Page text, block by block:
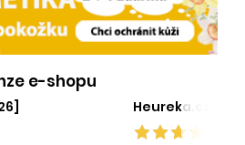
e-shopu
Heureka.cz [29.